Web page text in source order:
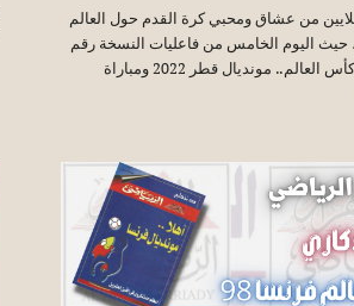
من عشاق ومحبي كرة القدم حول العالم
حيث اليوم الخامس من فاعليات النسخة رقم
22 من بطولة كأس العالم.. مونديال قطر 2022 ومباراة